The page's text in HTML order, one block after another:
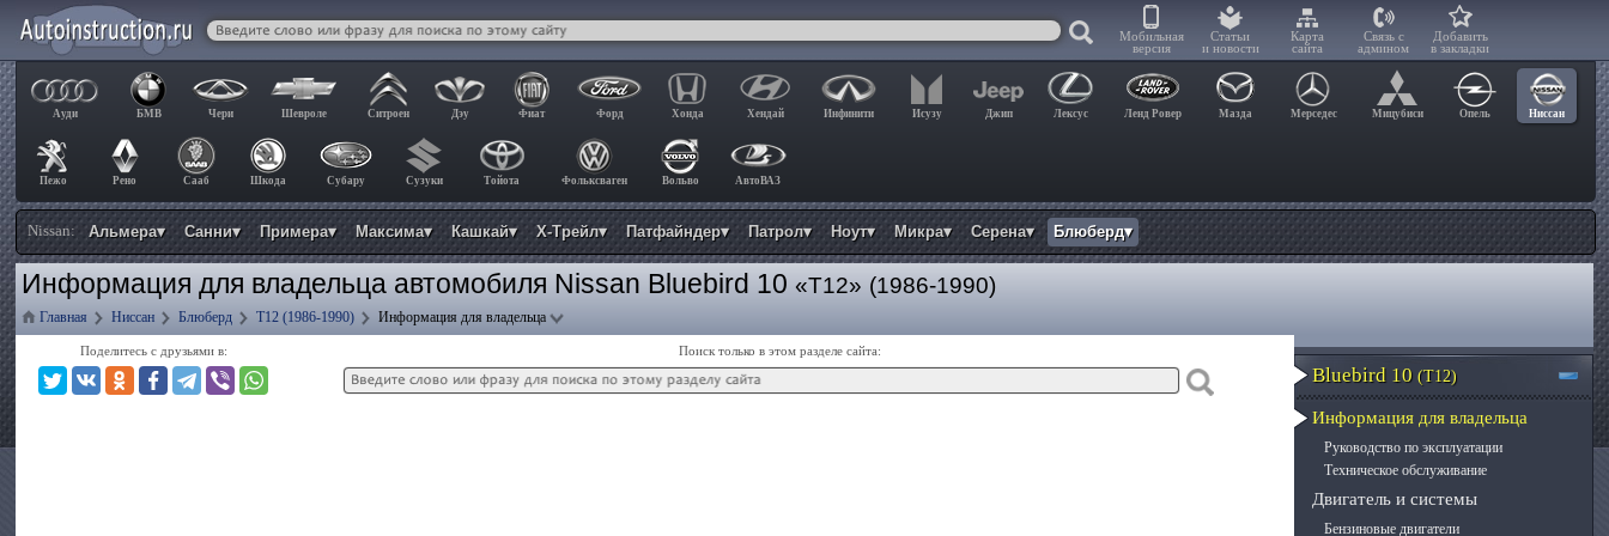
Мобильная
версия
Статьи
и новости
Карта
сайта
Связь с
админом
Добавить
в закладки
Ауди БМВ Чери Шевроле Ситроен Дэу Фиат Форд Хонда Хендай Инфинити Исузу Джип Лексус Ленд Ровер Мазда Мерседес Мицубиси Опель Ниссан
Пежо Рено Сааб Шкода Субару Сузуки Тойота Фольксваген Вольво АвтоВАЗ
Nissan: Альмера▾ Санни▾ Примера▾ Максима▾ Кашкай▾ Х-Трейл▾ Патфайндер▾ Патрол▾ Ноут▾ Микра▾ Серена▾ Блюберд▾
Информация для владельца автомобиля Nissan Bluebird 10«T12» (1986-1990)
Главная Ниссан Блюберд T12 (1986-1990) Информация для владельца
Поделитесь с друзьями в: Поиск только в этом разделе сайта:
Bluebird 10 (T12)
Информация для владельца
Руководство по эксплуатации
Техническое обслуживание
Двигатель и системы
Бензиновые двигатели